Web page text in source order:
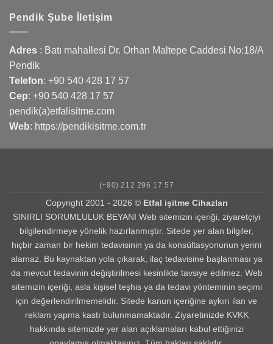
Pendik Şube İletişim
Adres : Batı mahallesi Dr. Orhan Maltepe Caddesi No:18/A
Pendik
Telefon: +90 540 428 17 57
Cep: +90 540 428 17 57
pendik(a)etfalisitme.com
Web: https://pendikisitme.com.tr
(+90) 212 296 17 57
Copyright 2001 - 2026 © Etfal işitme Cihazları
SINIRLI SORUMLULUK BEYANI Web sitemizin içeriği, ziyaretçiyi
bilgilendirmeye yönelik hazırlanmıştır. Sitede yer alan bilgiler,
hiçbir zaman bir hekim tedavisinin ya da konsültasyonunun yerini
alamaz. Bu kaynaktan yola çıkarak, ilaç tedavisine başlanması ya
da mevcut tedavinin değiştirilmesi kesinlikte tavsiye edilmez. Web
sitemizin içeriği, asla kişisel teşhis ya da tedavi yönteminin seçimi
için değerlendirilmemelidir. Sitede kanun içeriğine aykırı ilan ve
reklam yapma kastı bulunmamaktadır. Ziyaretinizde KVKK
hakkında sitemizde yer alan açıklamaları kabul ettiğinizi